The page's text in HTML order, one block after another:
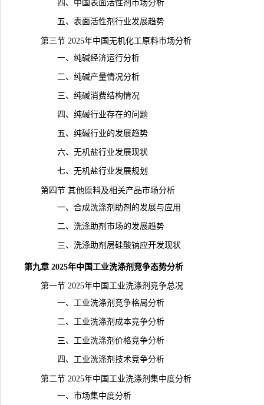
四、中国表面活性剂市场分析
五、表面活性剂行业发展趋势
第三节 2025年中国无机化工原料市场分析
一、纯碱经济运行分析
二、纯碱产量情况分析
三、纯碱消费结构情况
四、纯碱行业存在的问题
五、纯碱行业的发展趋势
六、无机盐行业发展现状
七、无机盐行业发展规划
第四节 其他原料及相关产品市场分析
一、合成洗涤剂助剂的发展与应用
二、洗涤助剂市场的发展趋势
三、洗涤助剂层硅酸钠应开发现状
第九章 2025年中国工业洗涤剂竞争态势分析
第一节 2025年中国工业洗涤剂竞争总况
一、工业洗涤剂竞争格局分析
二、工业洗涤剂成本竞争分析
三、工业洗涤剂价格竞争分析
四、工业洗涤剂技术竞争分析
第二节 2025年中国工业洗涤剂集中度分析
一、市场集中度分析